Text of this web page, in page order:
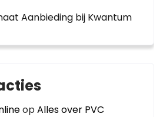
Aanbieding bij Kwantum
opAlles over PVC